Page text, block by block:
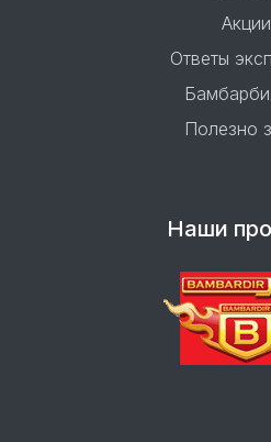
Акции
Ответы
Полезно
Наши